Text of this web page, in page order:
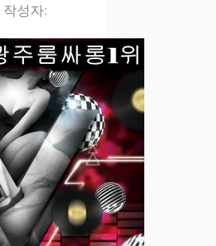
작성자: